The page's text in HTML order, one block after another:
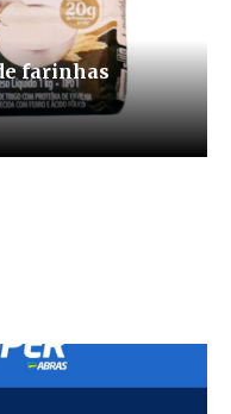
farinhas